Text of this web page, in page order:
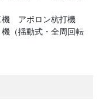
機 アボロン杭打機
（揺動式・全周回転